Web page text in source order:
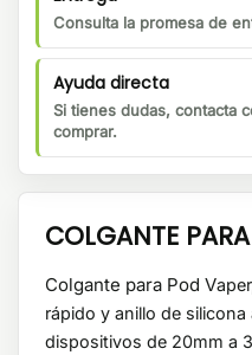
Consulta la promesa de
Ayuda directa
Si tienes dudas, contacta
comprar.
COLGANTE PARA
Colgante para Pod Vaper
rápido y anillo de
dispositivos de 20mm a